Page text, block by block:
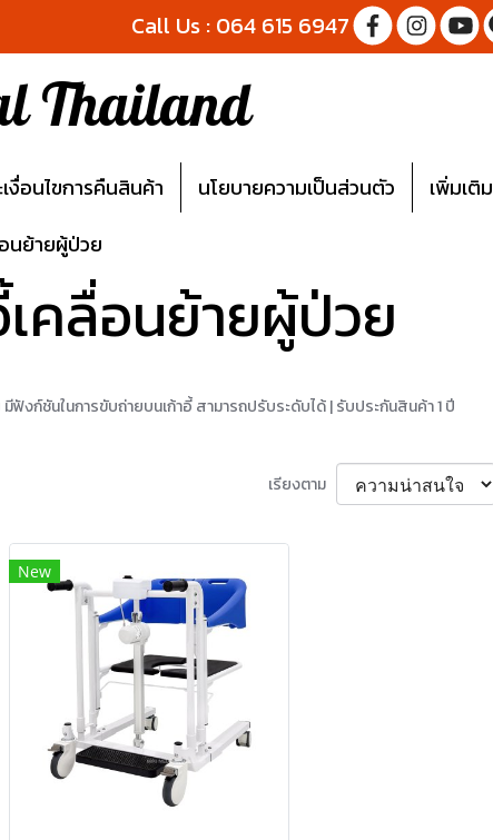
Call Us : 064 615 6947
Thailand
งื่อนไขการคืนสินค้า นโยบายความเป็นส่วนตัว
เพิ่มเติม
นย้ายผู้ป่วย
เคลื่อนย้ายผู้ป่วย
งก์ชันในการขับถ่ายบนเก้าอี้ สามารถปรับระดับได้ | รับประกันสินค้า 1 ปี
เรียงตาม
New